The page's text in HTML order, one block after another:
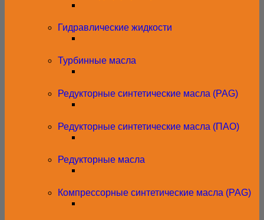
Гидравлические жидкости
Турбинные масла
Редукторные синтетические масла (PAG)
Редукторные синтетические масла (ПАО)
Редукторные масла
Компрессорные синтетические масла (PAG)